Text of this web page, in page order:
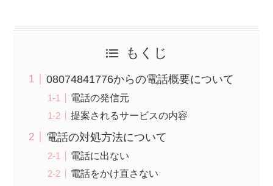
もくじ
08074841776からの電話概要について
電話の発信元
提案されるサービスの内容
電話の対処方法について
電話に出ない
電話をかけ直さない